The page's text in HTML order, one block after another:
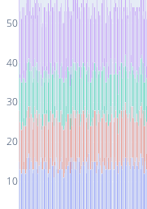
10
20
30
40
50